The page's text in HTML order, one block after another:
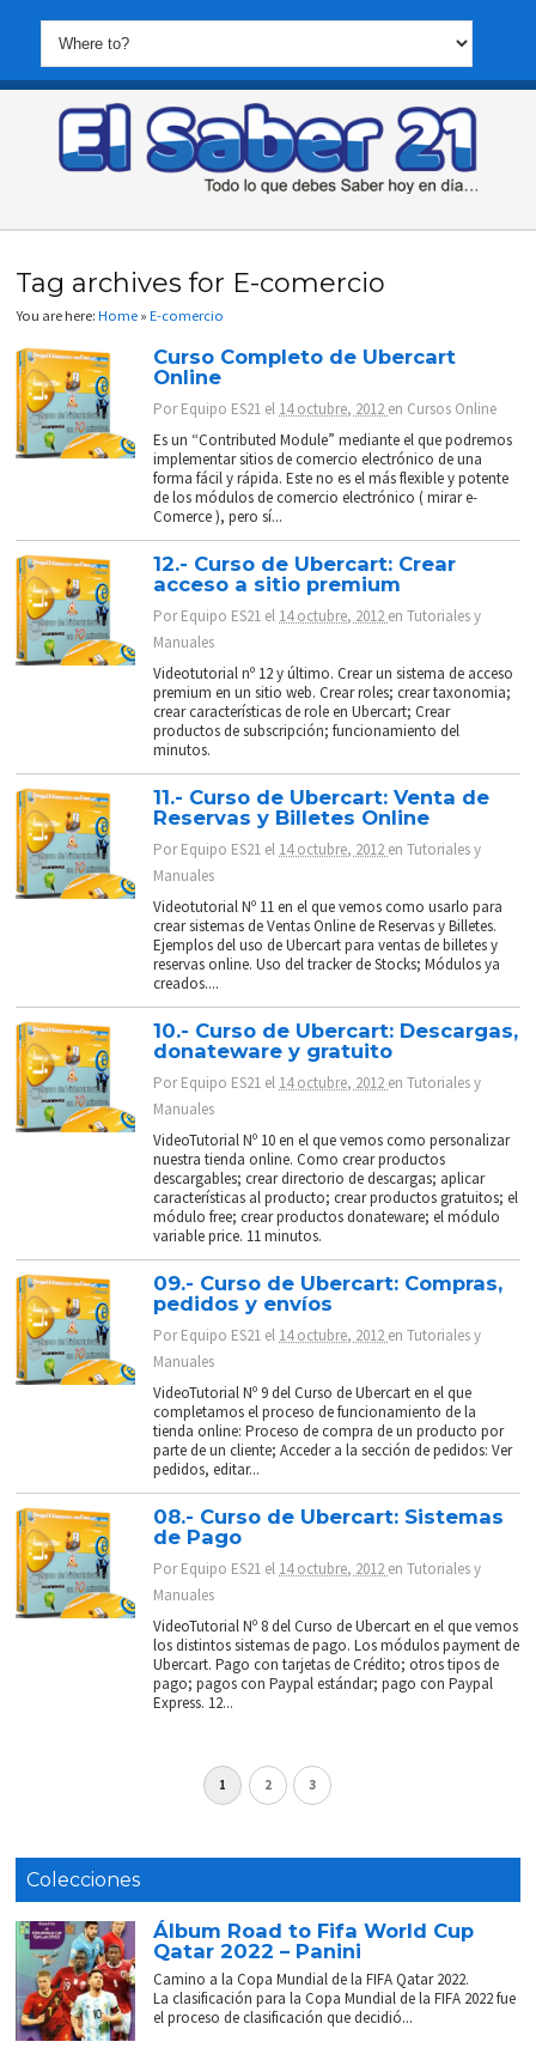
Tag archives for E-comercio
You are here:Home »E-comercio
Curso Completo de Ubercart
Online
PorEquipo ES21 el 14 octubre, 2012 en Cursos Online
Es un “Contributed Module” mediante el que podremos
implementar sitios de comercio electrónico de una
forma fácil y rápida. Este no es el más flexible y potente
de los módulos de comercio electrónico ( mirar e-
Comerce ), pero sí...
12.- Curso de Ubercart: Crear
acceso a sitio premium
PorEquipo ES21 el 14 octubre, 2012 enTutoriales y
Manuales
Videotutorial nº 12 y último. Crear un sistema de acceso
premium en un sitio web. Crear roles; crear taxonomia;
crear características de role en Ubercart; Crear
productos de subscripción; funcionamiento del
minutos.
11.- Curso de Ubercart: Venta de
Reservas y Billetes Online
PorEquipo ES21 el 14 octubre, 2012 enTutoriales y
Manuales
Videotutorial Nº 11 en el que vemos como usarlo para
crear sistemas de Ventas Online de Reservas y Billetes.
Ejemplos del uso de Ubercart para ventas de billetes y
reservas online. Uso del tracker de Stocks; Módulos ya
creados....
10.- Curso de Ubercart: Descargas,
donateware y gratuito
PorEquipo ES21 el 14 octubre, 2012 enTutoriales y
Manuales
VideoTutorial Nº 10 en el que vemos como personalizar
nuestra tienda online. Como crear productos
descargables; crear directorio de descargas; aplicar
características al producto; crear productos gratuitos; el
módulo free; crear productos donateware; el módulo
variable price. 11 minutos.
09.- Curso de Ubercart: Compras,
pedidos y envíos
PorEquipo ES21 el 14 octubre, 2012 enTutoriales y
Manuales
VideoTutorial Nº 9 del Curso de Ubercart en el que
completamos el proceso de funcionamiento de la
tienda online: Proceso de compra de un producto por
parte de un cliente; Acceder a la sección de pedidos: Ver
pedidos, editar...
08.- Curso de Ubercart: Sistemas
de Pago
PorEquipo ES21 el 14 octubre, 2012 enTutoriales y
Manuales
VideoTutorial Nº 8 del Curso de Ubercart en el que vemos
los distintos sistemas de pago. Los módulos payment de
Ubercart. Pago con tarjetas de Crédito; otros tipos de
pago; pagos con Paypal estándar; pago con Paypal
Express. 12...
1 2 3
Colecciones
Álbum Road to Fifa World Cup
Qatar 2022 – Panini
Camino a la Copa Mundial de la FIFA Qatar 2022.
La clasificación para la Copa Mundial de la FIFA 2022 fue
el proceso de clasificación que decidió...